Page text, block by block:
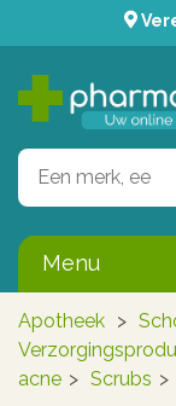
Menu
Apotheek >
acne > Scrubs >